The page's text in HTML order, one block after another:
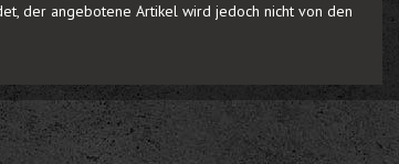
der angebotene Artikel wird jedoch nicht von den